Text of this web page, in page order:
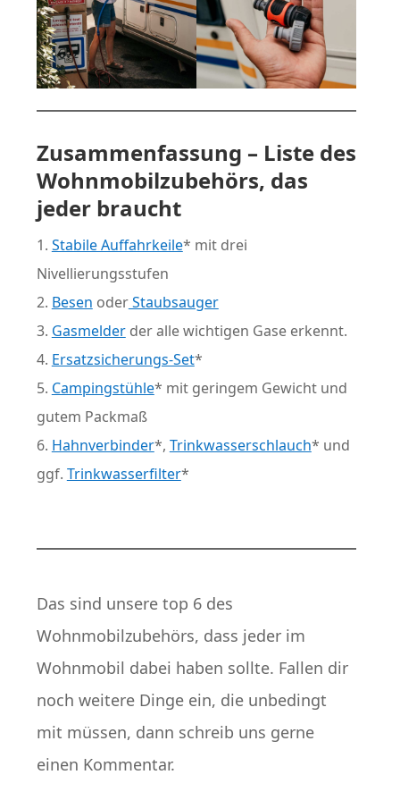
Zusammenfassung – Liste des
Wohnmobilzubehörs, das
jeder braucht
Stabile Auffahrkeile* mit drei
Nivellierungsstufen
Besen oderStaubsauger
Gasmelderder alle wichtigen Gase erkennt.
Ersatzsicherungs-Set*
Campingstühle* mit geringem Gewicht und
gutem Packmaß
Hahnverbinder*, Trinkwasserschlauch* und
ggf. Trinkwasserfilter*
Das sind unsere top 6 des
Wohnmobilzubehörs, dass jeder im
Wohnmobil dabei haben sollte. Fallen dir
noch weitere Dinge ein, die unbedingt
mit müssen, dann schreib uns gerne
einen Kommentar.